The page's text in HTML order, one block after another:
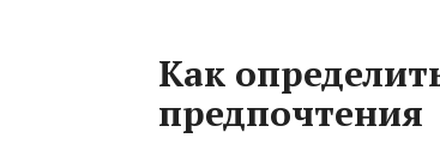
Как
предпочтения